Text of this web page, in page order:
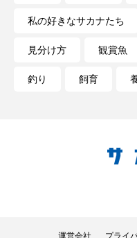
私の好きなサカナたち
見分け方 観賞魚
釣り 飼育